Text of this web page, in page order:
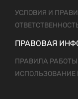
УСЛОВИЯ И
ПРАВОВАЯ
ПРАВИЛА